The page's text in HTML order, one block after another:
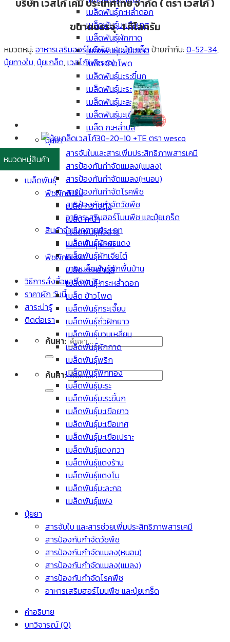
เมล็ดพันธุ์กะหล่ำดอก
เมล็ดพันธุ์มะเขือเทศ
เมล็ดพันธุ์ผักกาด
เมล็ดพันธุ์มะเขือยาว
เมล็ด ข้าวโพด
เมล็ดพันธุ์มะระขี้นก
เมล็ดพันธุ์มะระ
เมล็ดพันธุ์มะละกอ
เมล็ดพันธุ์มะเขือเปราะ
เมล็ด กะหล่ำปลี
ปุ๋ยยา
สารจับใบและสารเพิ่มประสิทธิภาพสารเคมี
สารป้องกันกำจัดแมลง(แมลง)
สารป้องกันกำจัดแมลง(หนอน)
สารป้องกันกำจัดโรคพืช
สารป้องกันกำจัดวัชพืช
อาหารเสริมฮอร์โมนพืช และปุ๋ยเกร็ด
สินค้าจำแนกตามประเภท
เมล็ดพันธุ์ผักศรแดง
เมล็ดพันธุ์ผักเจียไต๋
ขายเมล็ดพันธุ์ผักพื้นบ้าน
วิธีการสั่งซื้อและโอนเงิน
ราคาผัก วันนี้
สาระน่ารู้
ติดต่อเรา
ค้นหา:
ค้นหา:
บริษัท เวสโก้ เคมี ประเทศไทย จำกัด ( ตรา เวสโก้ )
ขนาดบรรจุ 1 กิโลกรัม
หมวดหมู่: อาหารเสริมฮอร์โมนพืช และปุ๋ยเกร็ดป้ายกำกับ: 0-52-34,
ปุ๋ยทางใบ,ปุ๋ยเกล็ด,เวสโก้(wesco)
หมวดหมู่สินค้า
เมล็ดพันธุ์
พืชผักกินใบ
เมล็ด กวางตุ้ง
เมล็ด คะน้า
เมล็ดพันธุ์คื่นฉ่าย
เมล็ดพันธุ์ ผักชี
พืชผักกินผล
เมล็ด กะหล่ำปลี
เมล็ดพันธุ์ กระหล่ำดอก
เมล็ด ข้าวโพด
เมล็ดพันธุ์กระเจี๊ยบ
เมล็ดพันธุ์ถั่วฝักยาว
เมล็ดพันธุ์บวบเหลี่ยม
เมล็ดพันธุ์ผักกาด
เมล็ดพันธุ์พริก
เมล็ดพันธุ์ฟักทอง
เมล็ดพันธุ์มะระ
เมล็ดพันธุ์มะระขี้นก
เมล็ดพันธุ์มะเขือยาว
เมล็ดพันธุ์มะเขือเทศ
เมล็ดพันธุ์มะเขือเปราะ
เมล็ดพันธุ์แตงกวา
เมล็ดพันธุ์แตงร้าน
เมล็ดพันธุ์แตงโม
เมล็ดพันธุ์มะละกอ
เมล็ดพันธุ์แฟง
ปุ๋ยยา
สารจับใบ และสารช่วยเพิ่มประสิทธิภาพสารเคมี
สารป้องกันกำจัดวัชพืช
สารป้องกันกำจัดแมลง(หนอน)
สารป้องกันกำจัดแมลง(แมลง)
สารป้องกันกำจัดโรคพืช
อาหารเสริมฮอร์โมนพืช และปุ๋ยเกร็ด
คำอธิบาย
บทวิจารณ์ (0)